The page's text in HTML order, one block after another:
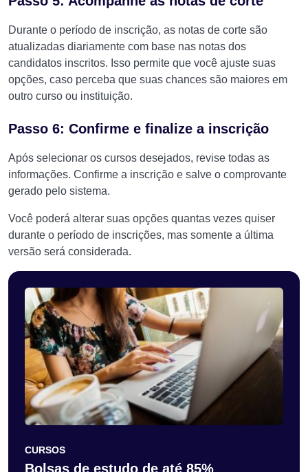
Durante o período de inscrição, as notas de corte são
atualizadas diariamente com base nas notas dos
candidatos inscritos. Isso permite que você ajuste suas
opções, caso perceba que suas chances são maiores em
outro curso ou instituição.
Passo 6: Confirme e finalize a inscrição
Após selecionar os cursos desejados, revise todas as
informações. Confirme a inscrição e salve o comprovante
gerado pelo sistema.
Você poderá alterar suas opções quantas vezes quiser
durante o período de inscrições, mas somente a última
versão será considerada.
CURSOS
Bolsas de estudo de até 85%